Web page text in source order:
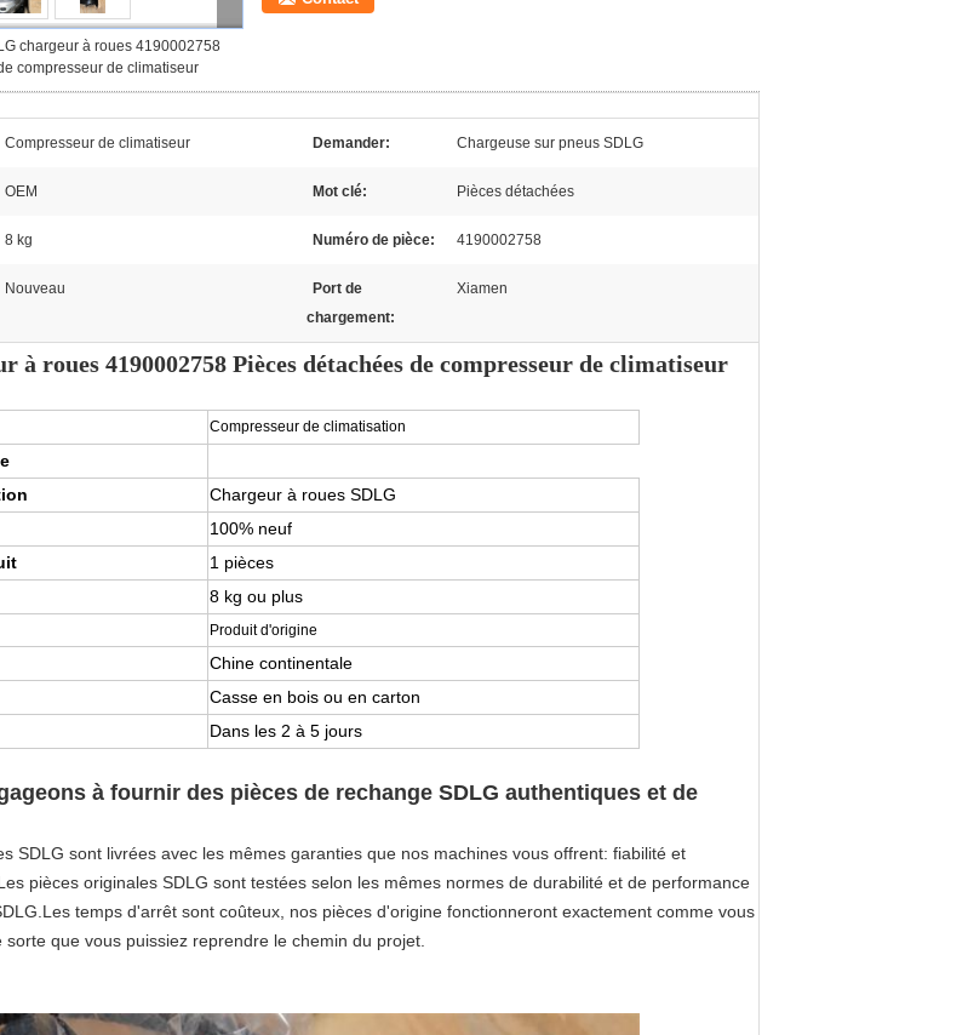
chargeur à roues 4190002758
compresseur de climatiseur
Compresseur de climatiseur Demander: Chargeuse sur pneus SDLG
OEM Mot clé: Pièces détachées
8 kg Numéro de pièce: 4190002758
Nouveau
Port de
chargement:
Xiamen
à roues 4190002758 Pièces détachées de compresseur de climatiseur
Compresseur de climatisation
Chargeur à roues SDLG
100% neuf
1 pièces
8 kg ou plus
Produit d'origine
Chine continentale
Casse en bois ou en carton
Dans les 2 à 5 jours
à fournir des pièces de rechange SDLG authentiques et de
SDLG sont livrées avec les mêmes garanties que nos machines vous offrent: fiabilité et
pièces originales SDLG sont testées selon les mêmes normes de durabilité et de performance
temps d'arrêt sont coûteux, nos pièces d'origine fonctionneront exactement comme vous
que vous puissiez reprendre le chemin du projet.